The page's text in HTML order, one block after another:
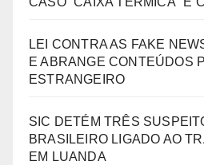
LEI CONTRA AS FAKE
E ABRANGE CONTEÚDOS
ESTRANGEIRO
SIC DETÉM TRÊS
BRASILEIRO LIGADO AO
EM LUANDA